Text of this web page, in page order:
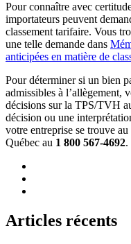
Pour connaître avec
importateurs peuvent
classement tarifaire. Vous
une telle demande dans
anticipées en matière de
Pour déterminer si un bien
admissibles à l’allègement,
décisions sur la TPS/TVH
décision ou une
votre entreprise se trouve
Québec au 1 800 567-4692.
Articles récents